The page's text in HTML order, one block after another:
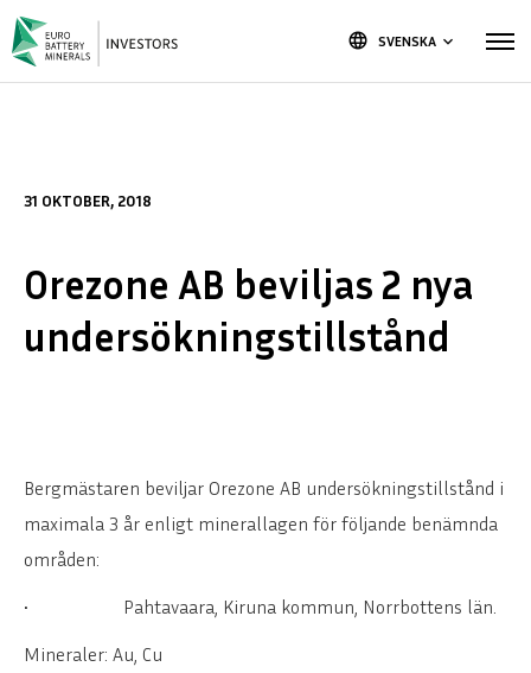
language SVENSKA keyboard_arrow_down
31 OKTOBER, 2018
Orezone AB beviljas 2 nya
undersökningstillstånd
Bergmästaren beviljar Orezone AB undersökningstillstånd i
maximala 3 år enligt minerallagen för följande benämnda
områden:
• Pahtavaara, Kiruna kommun, Norrbottens län.
Mineraler: Au, Cu